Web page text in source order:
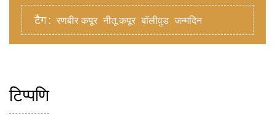
टैग : रणबीर कपूर नीतू कपूर बॉलीवुड जन्मदिन
टिप्पणि